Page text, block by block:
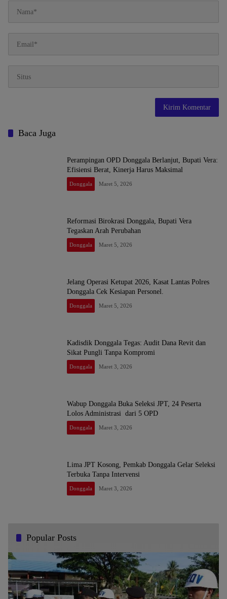
Baca Juga
Perampingan OPD Donggala Berlanjut, Bupati Vera:
Efisiensi Berat, Kinerja Harus Maksimal
Donggala Maret 5, 2026
Reformasi Birokrasi Donggala, Bupati Vera
Tegaskan Arah Perubahan
Donggala Maret 5, 2026
Jelang Operasi Ketupat 2026, Kasat Lantas Polres
Donggala Cek Kesiapan Personel. ​
Donggala Maret 5, 2026
Kadisdik Donggala Tegas: Audit Dana Revit dan
Sikat Pungli Tanpa Kompromi
Donggala Maret 3, 2026
Wabup Donggala Buka Seleksi JPT, 24 Peserta
Lolos Administrasi dari 5 OPD
Donggala Maret 3, 2026
Lima JPT Kosong, Pemkab Donggala Gelar Seleksi
Terbuka Tanpa Intervensi
Donggala Maret 3, 2026
Popular Posts